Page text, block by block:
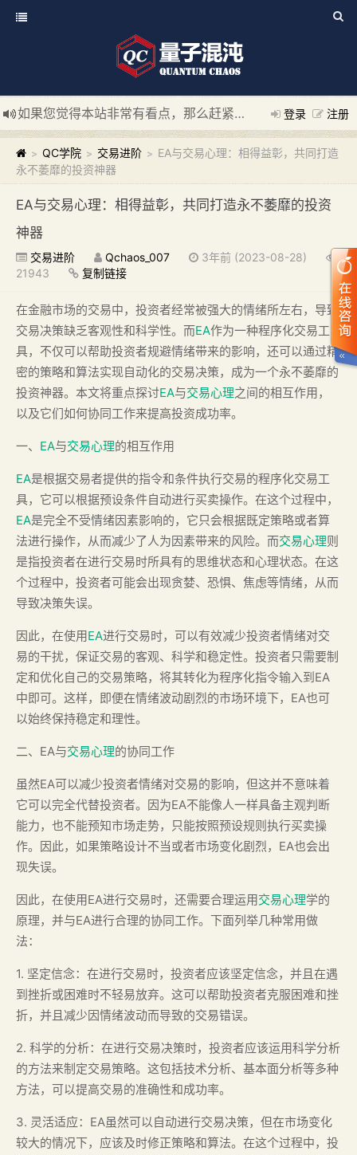
登录 注册
如果您觉得本站非常有看点，那么赶紧使用Ctrl+D 收藏我们吧
新添加量子混沌系统板块，欢迎大家访问！
---“量子混沌系
> QC学院 > 交易进阶 > EA与交易心理：相得益彰，共同打造
永不萎靡的投资神器
EA与交易心理：相得益彰，共同打造永不萎靡的投资
神器
交易进阶 Qchaos_007
3年前 (2023-08-28)
21943
复制链接
在金融市场的交易中，投资者经常被强大的情绪所左右，导致
交易决策缺乏客观性和科学性。而EA作为一种程序化交易工
具，不仅可以帮助投资者规避情绪带来的影响，还可以通过精
密的策略和算法实现自动化的交易决策，成为一个永不萎靡的
投资神器。本文将重点探讨EA与交易心理之间的相互作用，
以及它们如何协同工作来提高投资成功率。
一、 EA与交易心理的相互作用
EA是根据交易者提供的指令和条件执行交易的程序化交易工
具，它可以根据预设条件自动进行买卖操作。在这个过程中，
EA是完全不受情绪因素影响的，它只会根据既定策略或者算
法进行操作，从而减少了人为因素带来的风险。而交易心理则
是指投资者在进行交易时所具有的思维状态和心理状态。在这
个过程中，投资者可能会出现贪婪、恐惧、焦虑等情绪，从而
导致决策失误。
因此，在使用EA进行交易时，可以有效减少投资者情绪对交
易的干扰，保证交易的客观、科学和稳定性。投资者只需要制
定和优化自己的交易策略，将其转化为程序化指令输入到EA
中即可。这样，即便在情绪波动剧烈的市场环境下，EA也可
以始终保持稳定和理性。
二、EA与交易心理的协同工作
虽然EA可以减少投资者情绪对交易的影响，但这并不意味着
它可以完全代替投资者。因为EA不能像人一样具备主观判断
能力，也不能预知市场走势，只能按照预设规则执行买卖操
作。因此，如果策略设计不当或者市场变化剧烈，EA也会出
现失误。
因此，在使用EA进行交易时，还需要合理运用交易心理学的
原理，并与EA进行合理的协同工作。下面列举几种常用做
法：
1. 坚定信念：在进行交易时，投资者应该坚定信念，并且在遇
到挫折或困难时不轻易放弃。这可以帮助投资者克服困难和挫
折，并且减少因情绪波动而导致的交易错误。
2. 科学的分析：在进行交易决策时，投资者应该运用科学分析
的方法来制定交易策略。这包括技术分析、基本面分析等多种
方法，可以提高交易的准确性和成功率。
3. 灵活适应：EA虽然可以自动进行交易决策，但在市场变化
较大的情况下，应该及时修正策略和算法。在这个过程中，投